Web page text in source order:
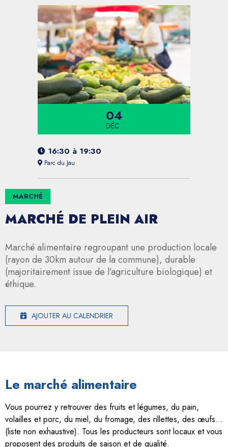
04
DÉC.
16:30 à 19:30
Parc du Jau
MARCHÉ
MARCHÉ DE PLEIN AIR
Marché alimentaire regroupant une production locale
(rayon de 30km autour de la commune), durable
(majoritairement issue de l’agriculture biologique) et
éthique.
AJOUTER AU CALENDRIER
Le marché alimentaire
Vous pourrez y retrouver des fruits et légumes, du pain,
volailles et porc, du miel, du fromage, des rillettes, des œufs…
(liste non exhaustive). Tous les producteurs sont locaux et vous
proposent des produits de saison et de qualité.